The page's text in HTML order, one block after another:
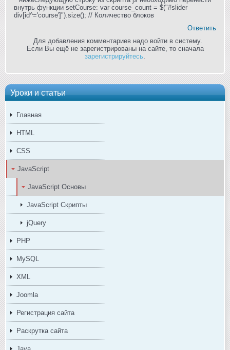
Уроки и статьи
Главная
HTML
CSS
JavaScript
JavaScript Основы
JavaScript Скрипты
jQuery
PHP
MySQL
XML
Joomla
Регистрация сайта
Раскрутка сайта
внутрь функции setCourse: var course_count = $("#slider
div[id^='course']").size(); // Количество блоков
Ответить
Для добавления комментариев надо войти в систему.
Если Вы ещё не зарегистрированы на сайте, то сначала
зарегистрируйтесь